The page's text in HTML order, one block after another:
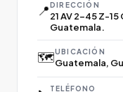
📍DIRECCIÓN
21 AV 2-45 Z-15
Guatemala.
🗺️UBICACIÓN
Guatemala,
TELÉFONO